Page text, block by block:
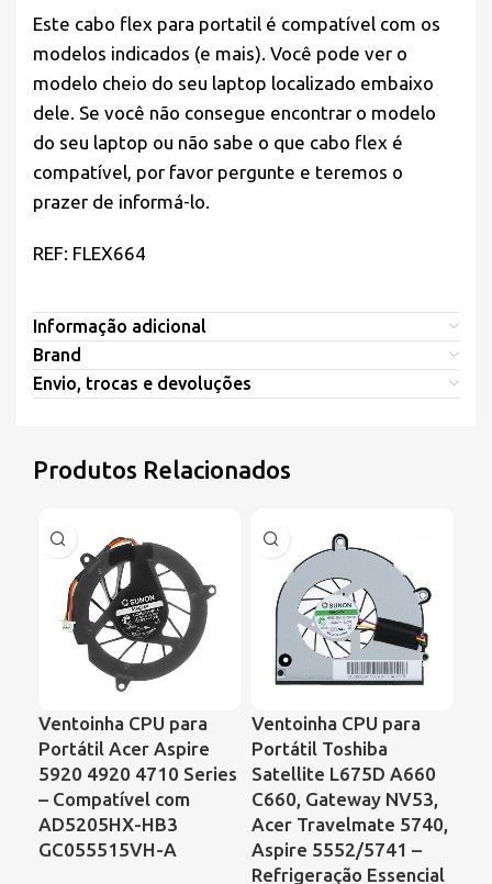
Este cabo flex para portatil é compatível com os
modelos indicados (e mais). Você pode ver o
modelo cheio do seu laptop localizado embaixo
dele. Se você não consegue encontrar o modelo
do seu laptop ou não sabe o que cabo flex é
compatível, por favor pergunte e teremos o
prazer de informá-lo.
REF: FLEX664
Informação adicional
Brand
Envio, trocas e devoluções
Produtos Relacionados
Ventoinha CPU para
Portátil Acer Aspire
5920 4920 4710 Series
– Compatível com
AD5205HX-HB3
GC055515VH-A
Ventoinha CPU para
Portátil Toshiba
Satellite L675D A660
C660, Gateway NV53,
Acer Travelmate 5740,
Aspire 5552/5741 –
Refrigeração Essencial